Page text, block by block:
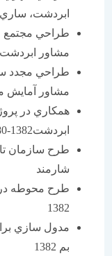
ابردشت، ساري 1378-1376
طراحي مجتمع
مشاور ابردشت، ساري
طراحي مجدد
مشاور آمايش محيط 1379
همكاري در پروژه
ابردشت1382-1380
طرح سازمان تامين
شارمند
طرح محوطه درياچه
مدول سازي براي